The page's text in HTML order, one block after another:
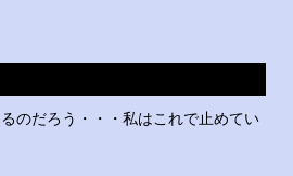
のだろう・・・私はこれで止めてい